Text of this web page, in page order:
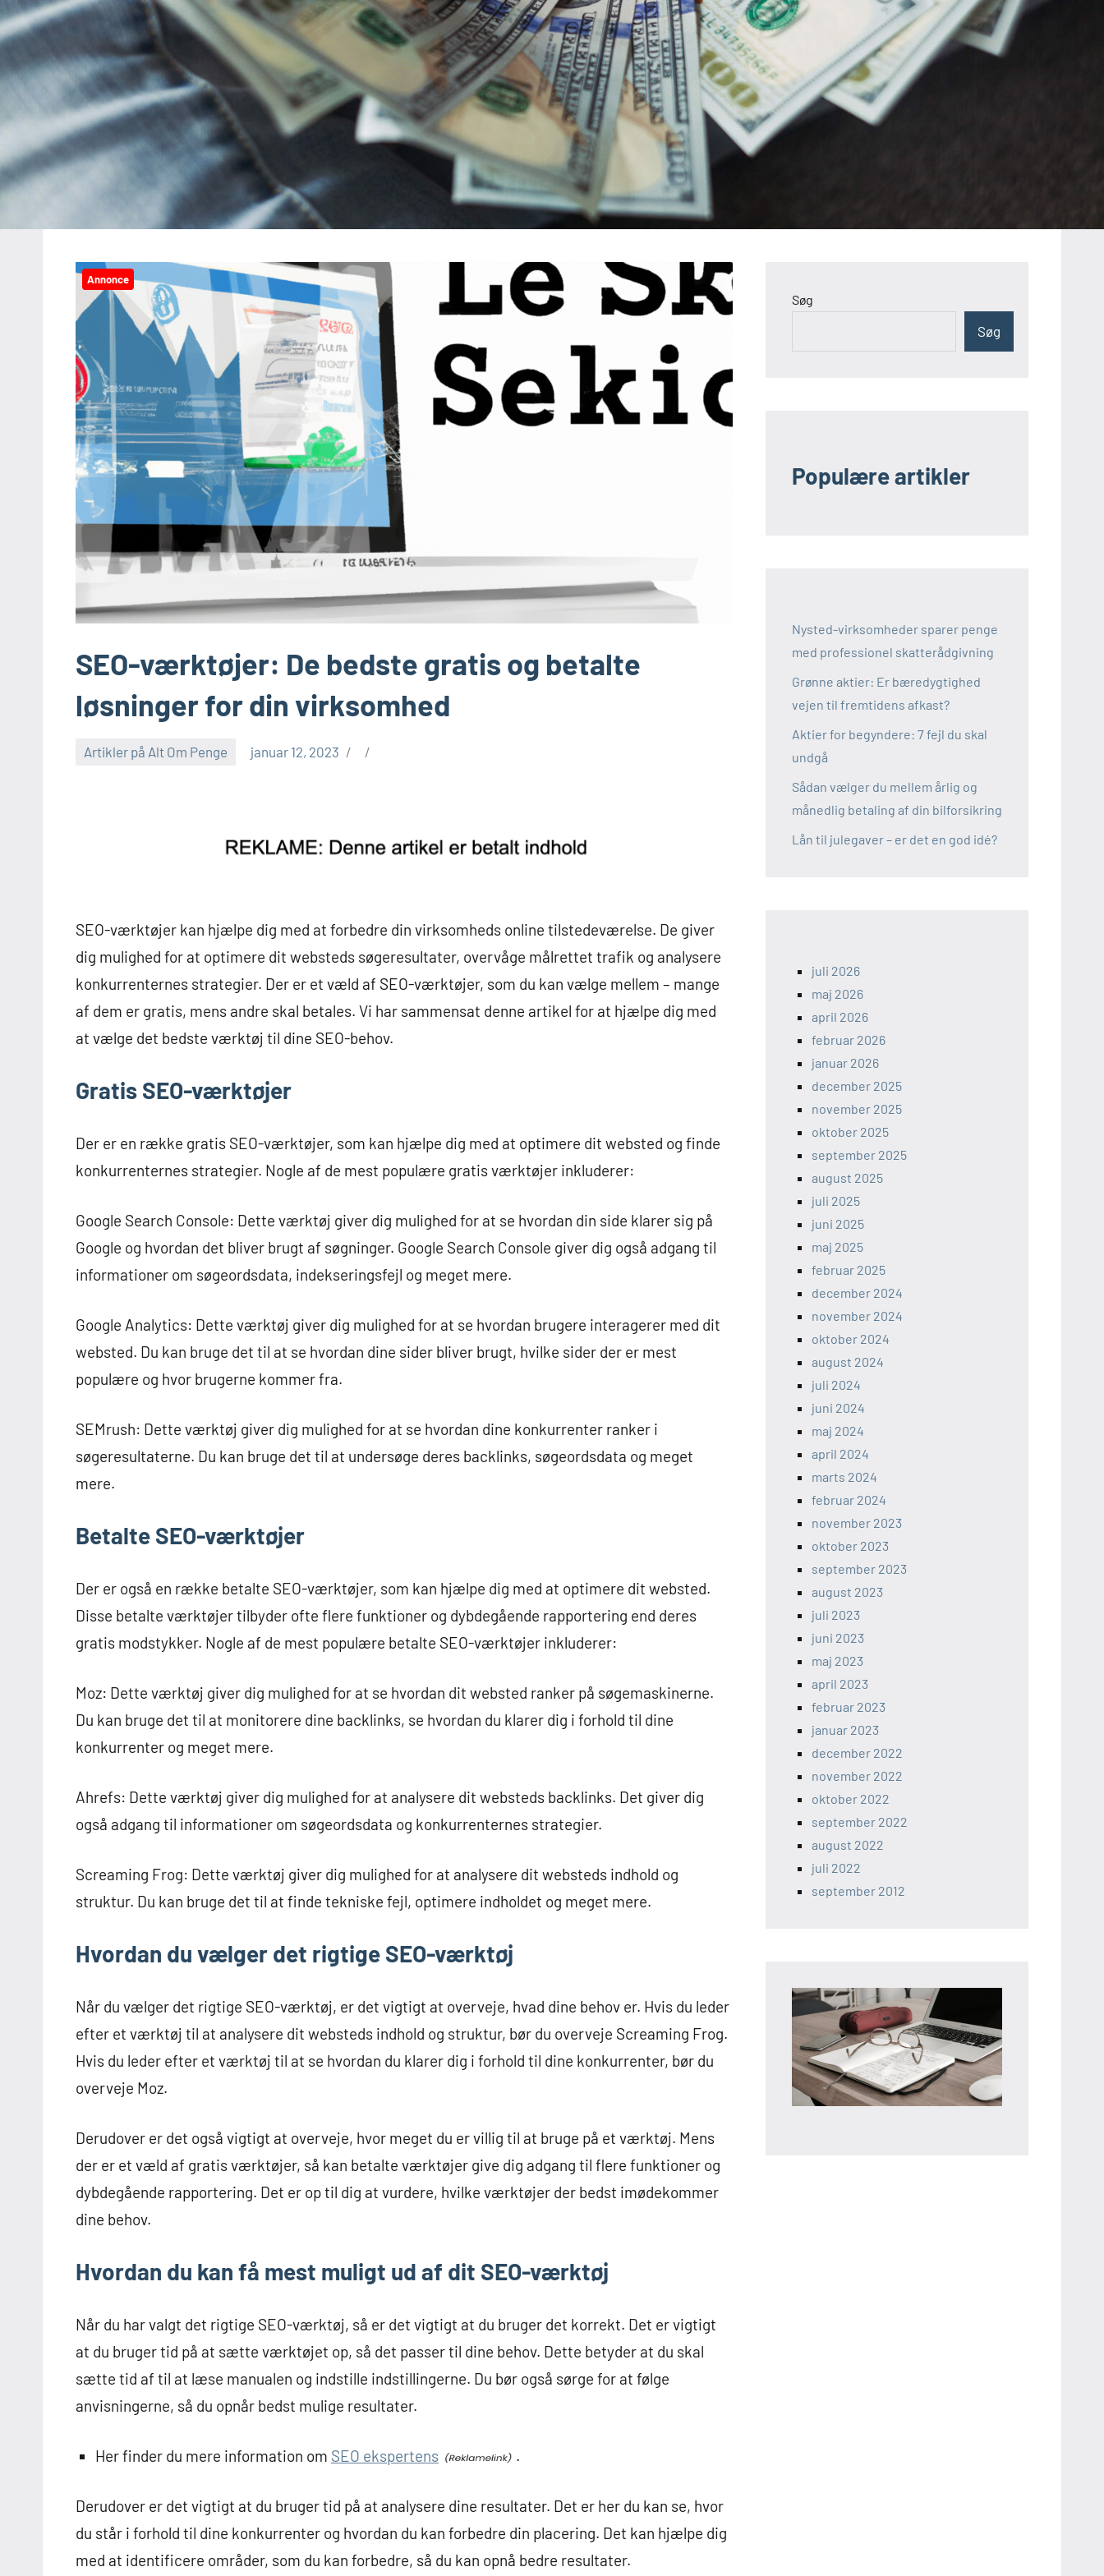
Annonce
SEO-værktøjer: De bedste gratis og betalte
løsninger for din virksomhed
Artikler på Alt Om Penge januar 12, 2023
SEO-værktøjer kan hjælpe dig med at forbedre din virksomheds online tilstedeværelse. De giver
dig mulighed for at optimere dit websteds søgeresultater, overvåge målrettet trafik og analysere
konkurrenternes strategier. Der er et væld af SEO-værktøjer, som du kan vælge mellem – mange
af dem er gratis, mens andre skal betales. Vi har sammensat denne artikel for at hjælpe dig med
at vælge det bedste værktøj til dine SEO-behov.
Gratis SEO-værktøjer
Der er en række gratis SEO-værktøjer, som kan hjælpe dig med at optimere dit websted og finde
konkurrenternes strategier. Nogle af de mest populære gratis værktøjer inkluderer:
Google Search Console: Dette værktøj giver dig mulighed for at se hvordan din side klarer sig på
Google og hvordan det bliver brugt af søgninger. Google Search Console giver dig også adgang til
informationer om søgeordsdata, indekseringsfejl og meget mere.
Google Analytics: Dette værktøj giver dig mulighed for at se hvordan brugere interagerer med dit
websted. Du kan bruge det til at se hvordan dine sider bliver brugt, hvilke sider der er mest
populære og hvor brugerne kommer fra.
SEMrush: Dette værktøj giver dig mulighed for at se hvordan dine konkurrenter ranker i
søgeresultaterne. Du kan bruge det til at undersøge deres backlinks, søgeordsdata og meget
mere.
Betalte SEO-værktøjer
Der er også en række betalte SEO-værktøjer, som kan hjælpe dig med at optimere dit websted.
Disse betalte værktøjer tilbyder ofte flere funktioner og dybdegående rapportering end deres
gratis modstykker. Nogle af de mest populære betalte SEO-værktøjer inkluderer:
Moz: Dette værktøj giver dig mulighed for at se hvordan dit websted ranker på søgemaskinerne.
Du kan bruge det til at monitorere dine backlinks, se hvordan du klarer dig i forhold til dine
konkurrenter og meget mere.
Ahrefs: Dette værktøj giver dig mulighed for at analysere dit websteds backlinks. Det giver dig
også adgang til informationer om søgeordsdata og konkurrenternes strategier.
Screaming Frog: Dette værktøj giver dig mulighed for at analysere dit websteds indhold og
struktur. Du kan bruge det til at finde tekniske fejl, optimere indholdet og meget mere.
Hvordan du vælger det rigtige SEO-værktøj
Når du vælger det rigtige SEO-værktøj, er det vigtigt at overveje, hvad dine behov er. Hvis du leder
efter et værktøj til at analysere dit websteds indhold og struktur, bør du overveje Screaming Frog.
Hvis du leder efter et værktøj til at se hvordan du klarer dig i forhold til dine konkurrenter, bør du
overveje Moz.
Derudover er det også vigtigt at overveje, hvor meget du er villig til at bruge på et værktøj. Mens
der er et væld af gratis værktøjer, så kan betalte værktøjer give dig adgang til flere funktioner og
dybdegående rapportering. Det er op til dig at vurdere, hvilke værktøjer der bedst imødekommer
dine behov.
Hvordan du kan få mest muligt ud af dit SEO-værktøj
Når du har valgt det rigtige SEO-værktøj, så er det vigtigt at du bruger det korrekt. Det er vigtigt
at du bruger tid på at sætte værktøjet op, så det passer til dine behov. Dette betyder at du skal
sætte tid af til at læse manualen og indstille indstillingerne. Du bør også sørge for at følge
anvisningerne, så du opnår bedst mulige resultater.
Her finder du mere information om SEO ekspertens .
Derudover er det vigtigt at du bruger tid på at analysere dine resultater. Det er her du kan se, hvor
du står i forhold til dine konkurrenter og hvordan du kan forbedre din placering. Det kan hjælpe dig
med at identificere områder, som du kan forbedre, så du kan opnå bedre resultater.
Søg
Søg
Populære artikler
Nysted-virksomheder sparer penge
med professionel skatterådgivning
Grønne aktier: Er bæredygtighed
vejen til fremtidens afkast?
Aktier for begyndere: 7 fejl du skal
undgå
Sådan vælger du mellem årlig og
månedlig betaling af din bilforsikring
Lån til julegaver – er det en god idé?
juli 2026
maj 2026
april 2026
februar 2026
januar 2026
december 2025
november 2025
oktober 2025
september 2025
august 2025
juli 2025
juni 2025
maj 2025
februar 2025
december 2024
november 2024
oktober 2024
august 2024
juli 2024
juni 2024
maj 2024
april 2024
marts 2024
februar 2024
november 2023
oktober 2023
september 2023
august 2023
juli 2023
juni 2023
maj 2023
april 2023
februar 2023
januar 2023
december 2022
november 2022
oktober 2022
september 2022
august 2022
juli 2022
september 2012